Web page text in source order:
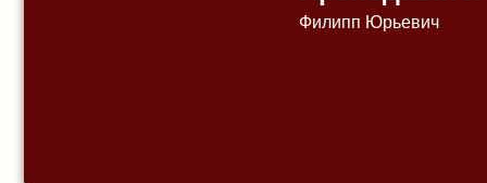
Филипп Юрьевич